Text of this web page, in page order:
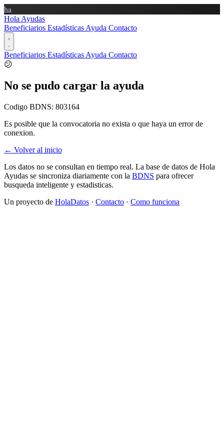
ha
Hola Ayudas
Beneficiarios Estadísticas Ayuda Contacto
Beneficiarios Estadísticas Ayuda Contacto
😕
No se pudo cargar la ayuda
Codigo BDNS: 803164
Es posible que la convocatoria no exista o que haya un error de
conexion.
← Volver al inicio
Los datos no se consultan en tiempo real. La base de datos de Hola
Ayudas se sincroniza diariamente con la BDNS para ofrecer
busqueda inteligente y estadisticas.
Un proyecto de HolaDatos · Contacto · Como funciona